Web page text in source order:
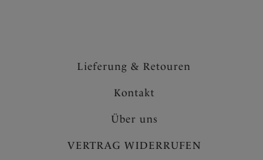
Lieferung & Retouren
Kontakt
Über uns
VERTRAG WIDERRUFEN